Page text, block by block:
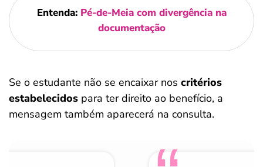
Entenda: Pé-de-Meia com divergência na
documentação
Se o estudante não se encaixar nos critérios
estabelecidos para ter direito ao benefício, a
mensagem também aparecerá na consulta.